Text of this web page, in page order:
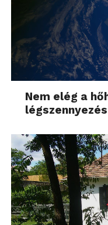
Nem elég a